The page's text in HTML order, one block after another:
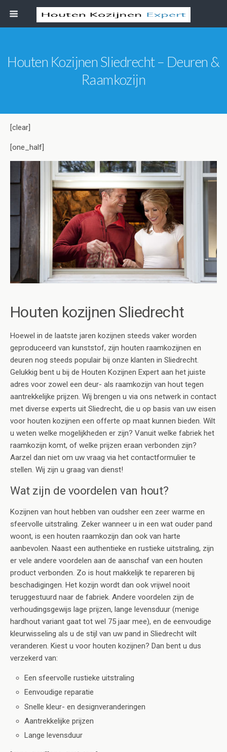
Houten Kozijnen Sliedrecht – Deuren &
Raamkozijn
[clear]
[one_half]
Houten kozijnen Sliedrecht
Hoewel in de laatste jaren kozijnen steeds vaker worden
geproduceerd van kunststof, zijn houten raamkozijnen en
deuren nog steeds populair bij onze klanten in Sliedrecht.
Gelukkig bent u bij de Houten Kozijnen Expert aan het juiste
adres voor zowel een deur- als raamkozijn van hout tegen
aantrekkelijke prijzen. Wij brengen u via ons netwerk in contact
met diverse experts uit Sliedrecht, die u op basis van uw eisen
voor houten kozijnen een offerte op maat kunnen bieden. Wilt
u weten welke mogelijkheden er zijn? Vanuit welke fabriek het
raamkozijn komt, of welke prijzen eraan verbonden zijn?
Aarzel dan niet om uw vraag via het contactformulier te
stellen. Wij zijn u graag van dienst!
Wat zijn de voordelen van hout?
Kozijnen van hout hebben van oudsher een zeer warme en
sfeervolle uitstraling. Zeker wanneer u in een wat ouder pand
woont, is een houten raamkozijn dan ook van harte
aanbevolen. Naast een authentieke en rustieke uitstraling, zijn
er vele andere voordelen aan de aanschaf van een houten
product verbonden. Zo is hout makkelijk te repareren bij
beschadigingen. Het kozijn wordt dan ook vrijwel nooit
teruggestuurd naar de fabriek. Andere voordelen zijn de
verhoudingsgewijs lage prijzen, lange levensduur (menige
hardhout variant gaat tot wel 75 jaar mee), en de eenvoudige
kleurwisseling als u de stijl van uw pand in Sliedrecht wilt
veranderen. Kiest u voor houten kozijnen? Dan bent u dus
verzekerd van:
Een sfeervolle rustieke uitstraling
Eenvoudige reparatie
Snelle kleur- en designveranderingen
Aantrekkelijke prijzen
Lange levensduur